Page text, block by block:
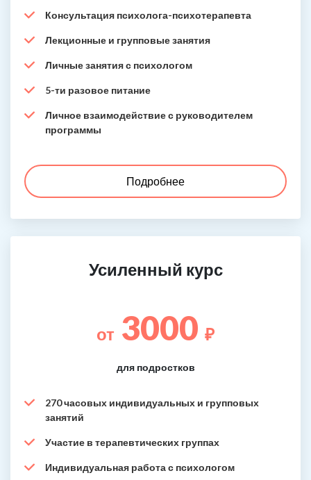
Консультация психолога-психотерапевта
Лекционные и групповые занятия
Личные занятия с психологом
5-ти разовое питание
Личное взаимодействие с руководителем
программы
Подробнее
Усиленный курс
от 3000 ₽
для подростков
270 часовых индивидуальных и групповых
занятий
Участие в терапевтических группах
Индивидуальная работа с психологом